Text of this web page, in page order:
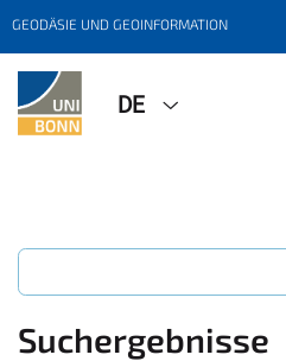
GEODÄSIE UND GEOINFORMATION
DE
Suchergebnisse